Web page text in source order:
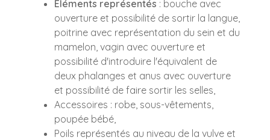
Eléments représentés : bouche avec
ouverture et possibilité de sortir la langue,
poitrine avec représentation du sein et du
mamelon, vagin avec ouverture et
possibilité d'introduire l'équivalent de
deux phalanges et anus avec ouverture
et possibilité de faire sortir les selles,
Accessoires : robe, sous-vêtements,
poupée bébé,
Poils représentés au niveau de la vulve et